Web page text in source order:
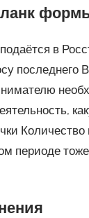
в
последнего
Количество
периоде